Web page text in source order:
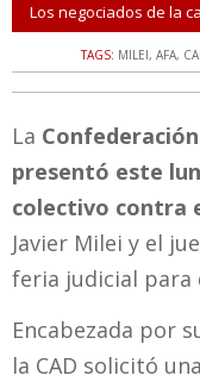
Los negociados de la
TAGS: MILEI, AFA,
La
presentó este
colectivo contra
Javier Milei y el
feria judicial para
Encabezada por
la CAD solicitó